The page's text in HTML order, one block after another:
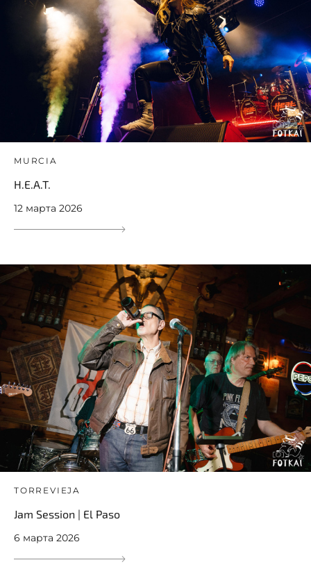
MURCIA
H.E.A.T.
12 марта 2026
TORREVIEJA
Jam Session | El Paso
6 марта 2026